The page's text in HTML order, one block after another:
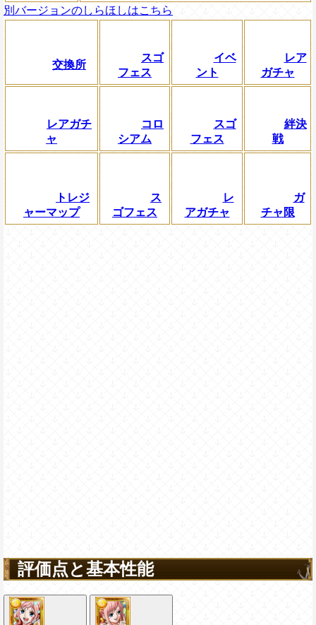
別バージョンのしらほしはこちら
交換所
スゴ
フェス
イベ
ント
レア
ガチャ
レアガチ
ャ
コロ
シアム
スゴ
フェス
絆決
戦
トレジ
ャーマップ
ス
ゴフェス
レ
アガチャ
ガ
チャ限
評価点と基本性能